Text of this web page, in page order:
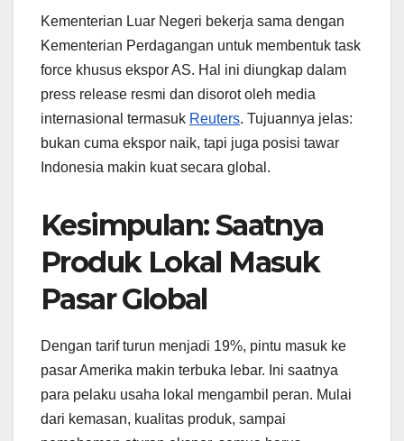
Kementerian Luar Negeri bekerja sama dengan
Kementerian Perdagangan untuk membentuk task
force khusus ekspor AS. Hal ini diungkap dalam
press release resmi dan disorot oleh media
internasional termasuk Reuters. Tujuannya jelas:
bukan cuma ekspor naik, tapi juga posisi tawar
Indonesia makin kuat secara global.
Kesimpulan: Saatnya
Produk Lokal Masuk
Pasar Global
Dengan tarif turun menjadi 19%, pintu masuk ke
pasar Amerika makin terbuka lebar. Ini saatnya
para pelaku usaha lokal mengambil peran. Mulai
dari kemasan, kualitas produk, sampai